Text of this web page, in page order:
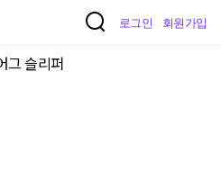
로그인 회원가입